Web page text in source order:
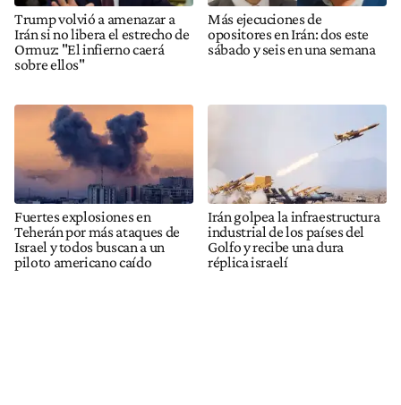
Trump volvió a amenazar a
Irán si no libera el estrecho de
Ormuz: "El infierno caerá
sobre ellos"
Más ejecuciones de
opositores en Irán: dos este
sábado y seis en una semana
Fuertes explosiones en
Teherán por más ataques de
Israel y todos buscan a un
piloto americano caído
Irán golpea la infraestructura
industrial de los países del
Golfo y recibe una dura
réplica israelí